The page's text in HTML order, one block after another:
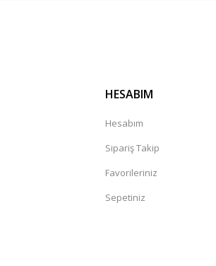
HESABIM
Hesabım
Sipariş Takip
Favorileriniz
Sepetiniz